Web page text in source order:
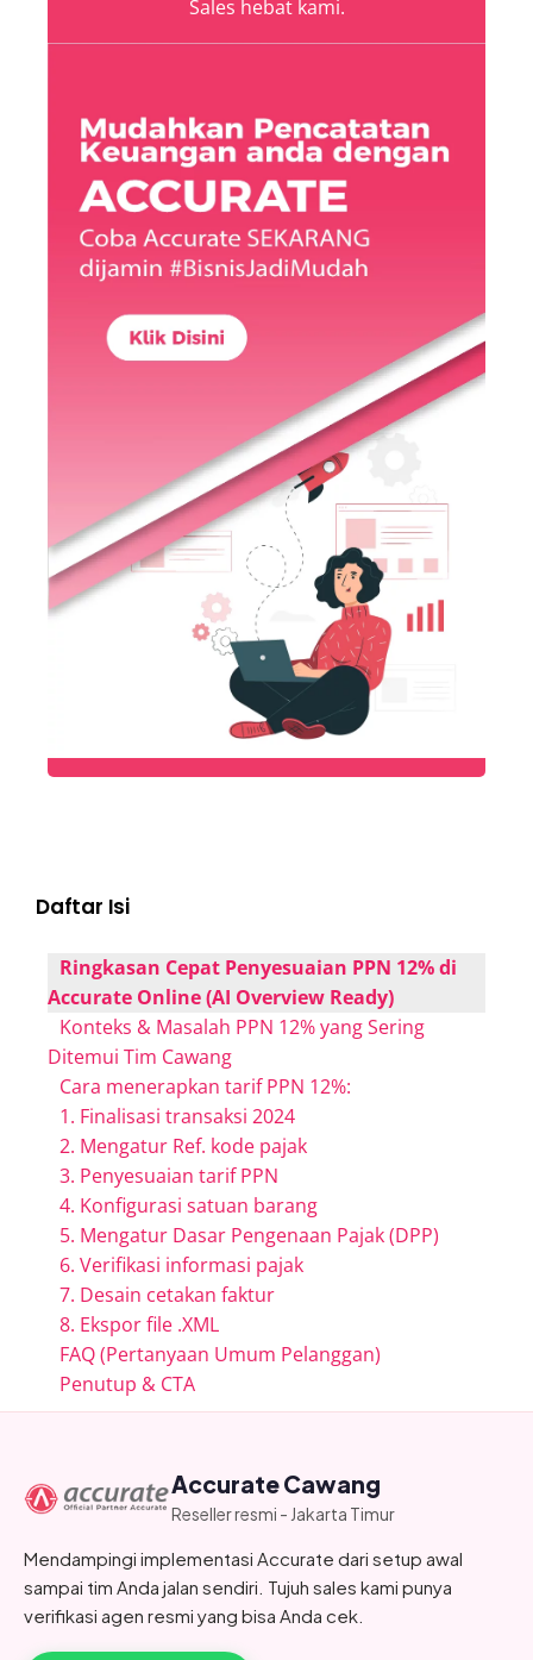
Daftar Isi
Ringkasan Cepat Penyesuaian PPN 12% di
Accurate Online (AI Overview Ready)
Konteks & Masalah PPN 12% yang Sering
Ditemui Tim Cawang
Cara menerapkan tarif PPN 12%:
1. Finalisasi transaksi 2024
2. Mengatur Ref. kode pajak
3. Penyesuaian tarif PPN
4. Konfigurasi satuan barang
5. Mengatur Dasar Pengenaan Pajak (DPP)
6. Verifikasi informasi pajak
7. Desain cetakan faktur
8. Ekspor file .XML
FAQ (Pertanyaan Umum Pelanggan)
Penutup & CTA
Sales hebat kami.
Accurate Cawang
Reseller resmi - Jakarta Timur
Mendampingi implementasi Accurate dari setup awal
sampai tim Anda jalan sendiri. Tujuh sales kami punya
verifikasi agen resmi yang bisa Anda cek.